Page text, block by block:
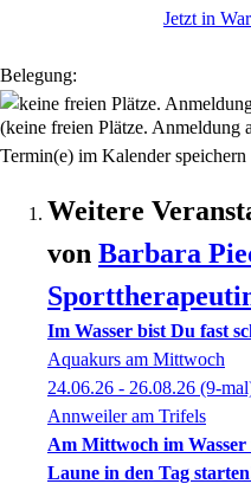
Jetzt in
Belegung:
(keine freien Plätze. Anmeldung
Termin(e) im Kalender speichern
Weitere
von Barbara
Im Wasser bist Du fast
Aquakurs am Mittwoch
24.06.26 - 26.08.26 (9-
Annweiler am Trifels
Am Mittwoch im
Laune in den Tag